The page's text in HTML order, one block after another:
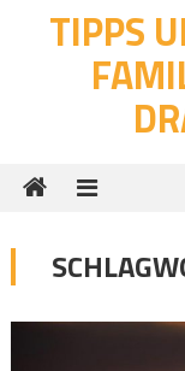
TIPPS